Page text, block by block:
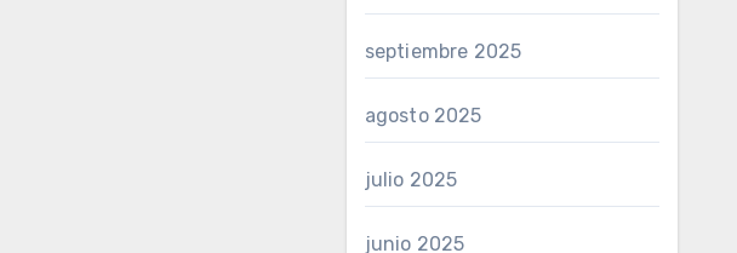
septiembre 2025
agosto 2025
julio 2025
junio 2025